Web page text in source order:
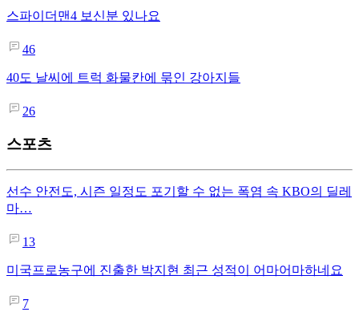
스파이더맨4 보신분 있나요
46
40도 날씨에 트럭 화물칸에 묶인 강아지들
26
스포츠
선수 안전도, 시즌 일정도 포기할 수 없는 폭염 속 KBO의 딜레
마…
13
미국프로농구에 진출한 박지현 최근 성적이 어마어마하네요
7